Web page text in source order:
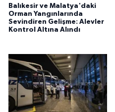
Balıkesir ve Malatya'daki
Orman Yangınlarında
Sevindiren Gelişme: Alevler
Kontrol Altına Alındı